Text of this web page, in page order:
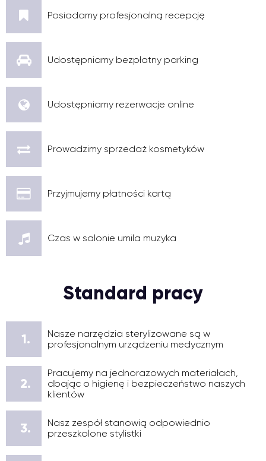
Posiadamy profesjonalną recepcję
Udostępniamy bezpłatny parking
Udostępniamy rezerwacje online
Prowadzimy sprzedaż kosmetyków
Przyjmujemy płatności kartą
Czas w salonie umila muzyka
Standard pracy
1.
Nasze narzędzia sterylizowane są w
profesjonalnym urządzeniu medycznym
2.
Pracujemy na jednorazowych materiałach,
dbając o higienę i bezpieczeństwo naszych
klientów
3.
Nasz zespół stanowią odpowiednio
przeszkolone stylistki